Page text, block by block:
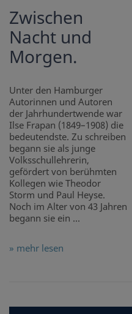
Zwischen
Nacht und
Morgen.
Unter den Hamburger
Autorinnen und Autoren
der Jahrhundertwende war
Ilse Frapan (1849–1908) die
bedeutendste. Zu schreiben
begann sie als junge
Volksschullehrerin,
gefördert von berühmten
Kollegen wie Theodor
Storm und Paul Heyse.
Noch im Alter von 43 Jahren
begann sie ein ...
» mehr lesen